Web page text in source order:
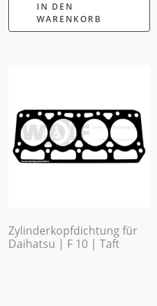
IN DEN
WARENKORB
Zylinderkopfdichtung für
Daihatsu | F 10 | Taft